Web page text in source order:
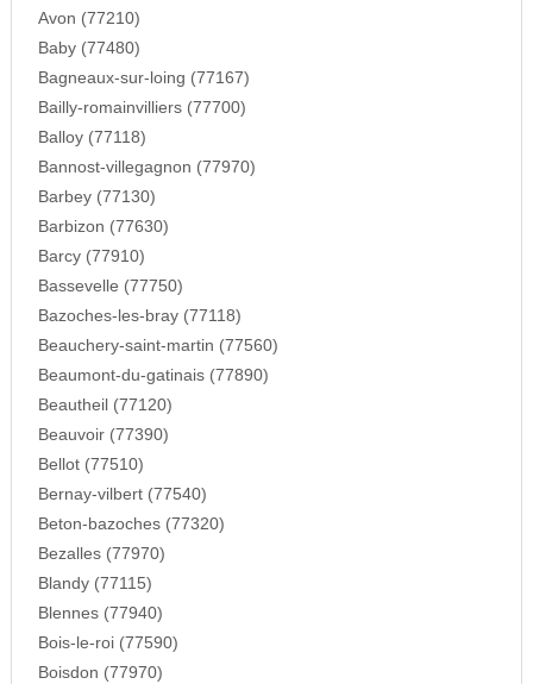
Avon (77210)
Baby (77480)
Bagneaux-sur-loing (77167)
Bailly-romainvilliers (77700)
Balloy (77118)
Bannost-villegagnon (77970)
Barbey (77130)
Barbizon (77630)
Barcy (77910)
Bassevelle (77750)
Bazoches-les-bray (77118)
Beauchery-saint-martin (77560)
Beaumont-du-gatinais (77890)
Beautheil (77120)
Beauvoir (77390)
Bellot (77510)
Bernay-vilbert (77540)
Beton-bazoches (77320)
Bezalles (77970)
Blandy (77115)
Blennes (77940)
Bois-le-roi (77590)
Boisdon (77970)